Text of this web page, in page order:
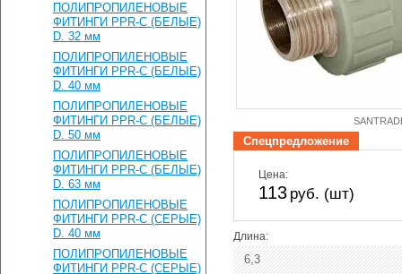
ПОЛИПРОПИЛЕНОВЫЕ
ФИТИНГИ PPR-C (БЕЛЫЕ)
D. 32 мм
ПОЛИПРОПИЛЕНОВЫЕ
ФИТИНГИ PPR-C (БЕЛЫЕ)
D. 40 мм
ПОЛИПРОПИЛЕНОВЫЕ
ФИТИНГИ PPR-C (БЕЛЫЕ)
D. 50 мм
ПОЛИПРОПИЛЕНОВЫЕ
ФИТИНГИ PPR-C (БЕЛЫЕ)
D. 63 мм
ПОЛИПРОПИЛЕНОВЫЕ
ФИТИНГИ PPR-C (СЕРЫЕ)
D. 40 мм
ПОЛИПРОПИЛЕНОВЫЕ
ФИТИНГИ PPR-C (СЕРЫЕ)
Спецпредложение
Цена:
113 руб. (шт)
Длина:
6,3